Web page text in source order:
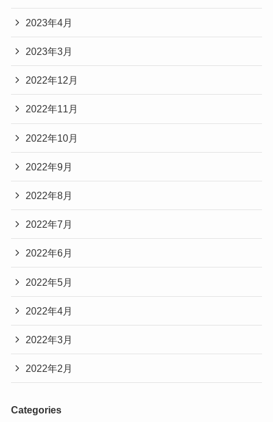
2023年4月
2023年3月
2022年12月
2022年11月
2022年10月
2022年9月
2022年8月
2022年7月
2022年6月
2022年5月
2022年4月
2022年3月
2022年2月
Categories